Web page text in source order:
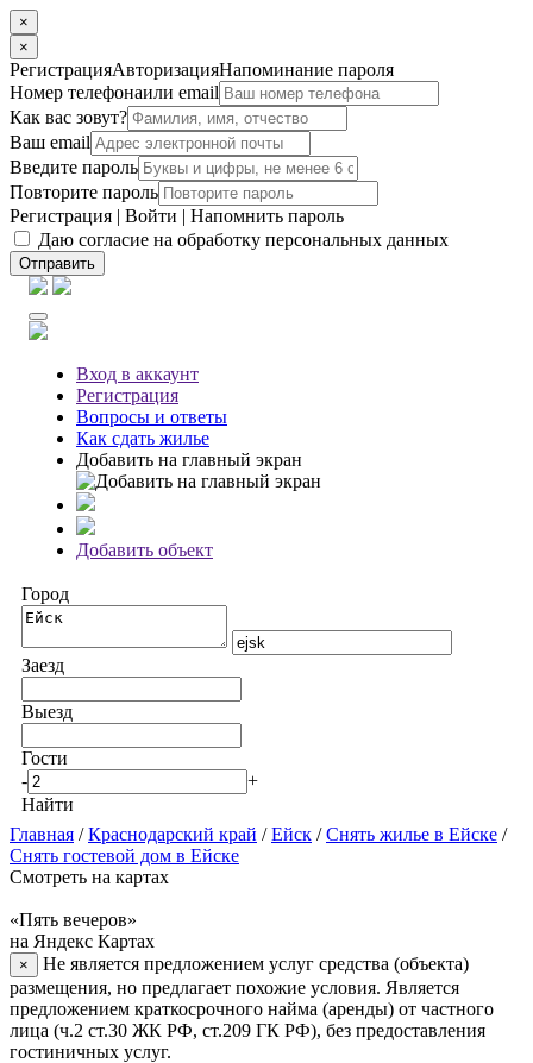
×
×
РегистрацияАвторизацияНапоминание пароля
Номер телефонаили email
Как вас зовут?
Ваш email
Введите пароль
Повторите пароль
Регистрация | Войти | Напомнить пароль
Даю согласие на обработку персональных данных
Отправить
Вход в аккаунт
Регистрация
Вопросы и ответы
Как сдать жилье
Добавить на главный экран
Добавить объект
Город
Заезд
Выезд
Гости
-
+
Найти
Главная /Краснодарский край /Ейск /Снять жилье в Ейске /
Снять гостевой дом в Ейске
Смотреть на картах
«Пять вечеров»
на Яндекс Картах
×
Не является предложением услуг средства (объекта)
размещения, но предлагает похожие условия. Является
предложением краткосрочного найма (аренды) от частного
лица (ч.2 ст.30 ЖК РФ, ст.209 ГК РФ), без предоставления
гостиничных услуг.